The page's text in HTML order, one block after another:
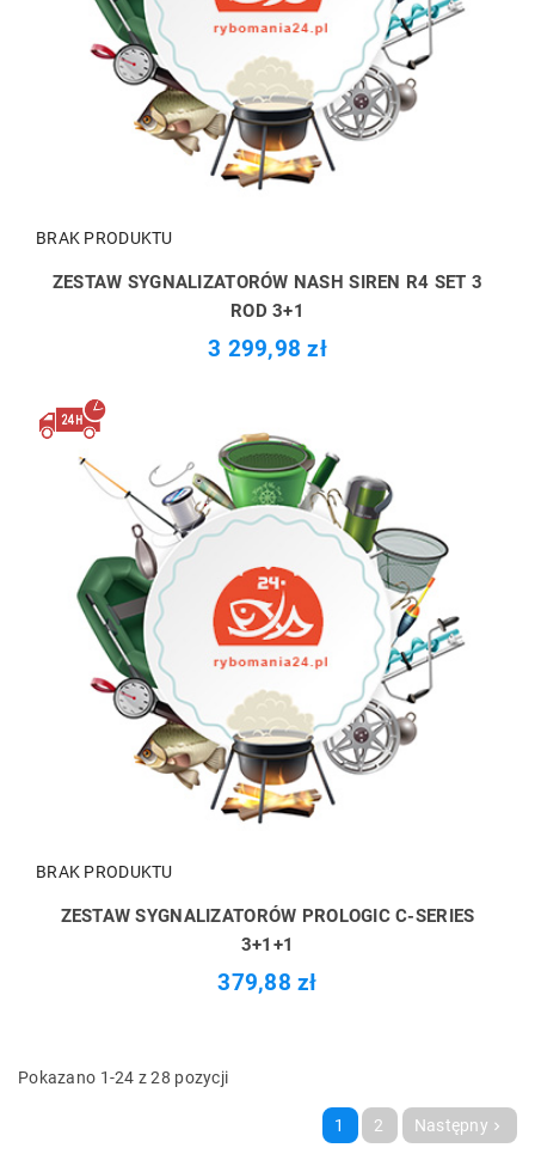
BRAK PRODUKTU
ZESTAW SYGNALIZATORÓW NASH SIREN R4 SET 3
ROD 3+1
3 299,98 zł
BRAK PRODUKTU
ZESTAW SYGNALIZATORÓW PROLOGIC C-SERIES
3+1+1
379,88 zł
Pokazano 1-24 z 28 pozycji
1 2 Następny 